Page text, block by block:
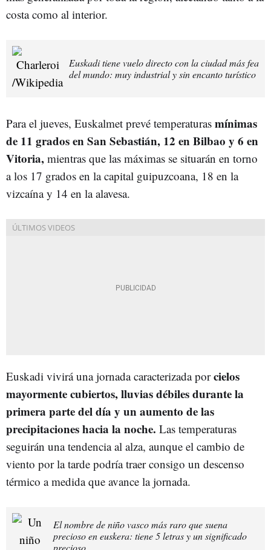
costa como al interior.
Euskadi tiene vuelo directo con la ciudad más fea
del mundo: muy industrial y sin encanto turístico
Para el jueves, Euskalmet prevé temperaturas mínimas
de 11 grados en San Sebastián, 12 en Bilbao y 6 en
Vitoria, mientras que las máximas se situarán en torno
a los 17 grados en la capital guipuzcoana, 18 en la
vizcaína y 14 en la alavesa.
Euskadi vivirá una jornada caracterizada porcielos
mayormente cubiertos, lluvias débiles durante la
primera parte del día y un aumento de las
precipitaciones hacia la noche. Las temperaturas
seguirán una tendencia al alza, aunque el cambio de
viento por la tarde podría traer consigo un descenso
térmico a medida que avance la jornada.
El nombre de niño vasco más raro que suena
precioso en euskera: tiene 5 letras y un significado
precioso